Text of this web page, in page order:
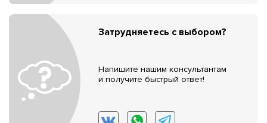
Затрудняетесь с выбором?
Напишите нашим консультантам
и получите быстрый ответ!